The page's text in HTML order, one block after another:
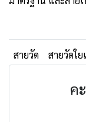
สายวัด สายวัดใย
ค